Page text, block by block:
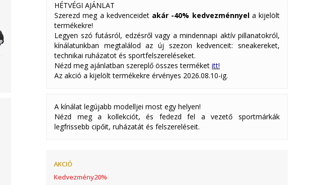
HÉTVÉGI AJÁNLAT
Szerezd meg a kedvenceidet akár -40% kedvezménnyel a kijelölt
termékekre!
Legyen szó futásról, edzésről vagy a mindennapi aktív pillanatokról,
kínálatunkban megtalálod az új szezon kedvenceit: sneakereket,
technikai ruházatot és sportfelszereléseket.
Nézd meg ajánlatban szereplő összes terméket itt!
Az akció a kijelölt termékekre érvényes 2026.08.10-ig.
A kínálat legújabb modelljei most egy helyen!
Nézd meg a kollekciót, és fedezd fel a vezető sportmárkák
legfrissebb cipőit, ruházatát és felszereléseit.
AKCIÓ
Kedvezmény20%